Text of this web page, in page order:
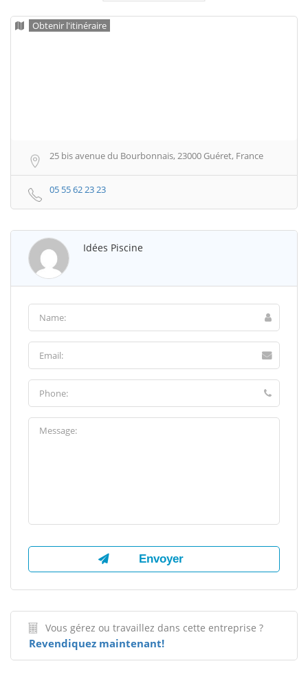
Obtenir l'itinéraire
25 bis avenue du Bourbonnais, 23000 Guéret, France
05 55 62 23 23
Idées Piscine
Vous gérez ou travaillez dans cette entreprise ?
Revendiquez maintenant!